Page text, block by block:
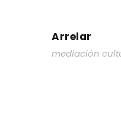
Arrelar
mediación